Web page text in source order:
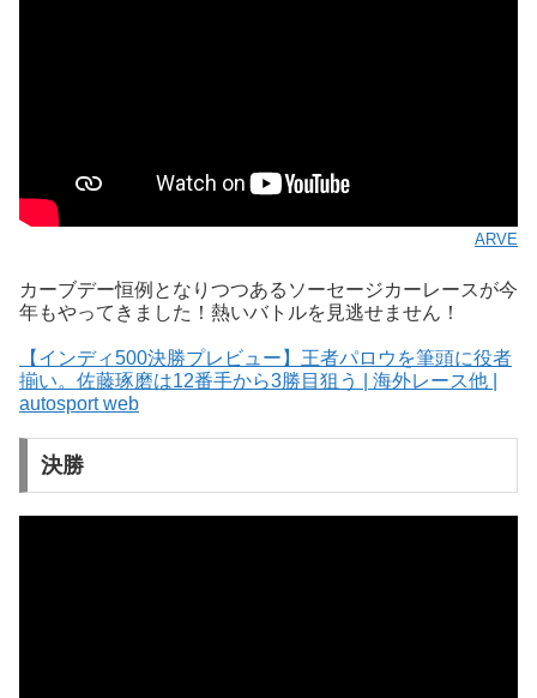
ARVE
カーブデー恒例となりつつあるソーセージカーレースが今
年もやってきました！熱いバトルを見逃せません！
【インディ500決勝プレビュー】王者パロウを筆頭に役者
揃い。佐藤琢磨は12番手から3勝目狙う | 海外レース他 |
autosport web
決勝